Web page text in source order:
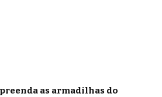
as armadilhas do